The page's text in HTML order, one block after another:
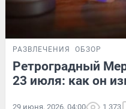
РАЗВЛЕЧЕНИЯ ОБЗОР
Ретроградный
23 июля: как он
29 июня, 2026, 04:00 1 373